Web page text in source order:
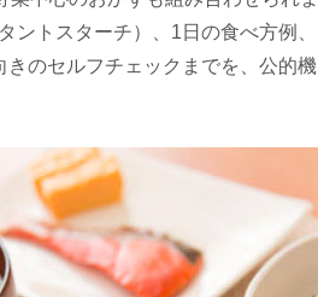
ントスターチ）、1日の食べ方例、
のセルフチェックまでを、公的機